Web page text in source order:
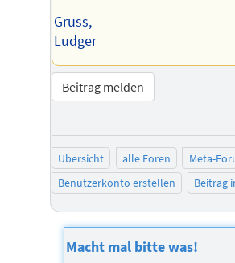
Gruss,
Ludger
Beitrag melden
Übersicht alle Foren Meta-
Benutzerkonto erstellen
Beitrag
Macht mal bitte was!